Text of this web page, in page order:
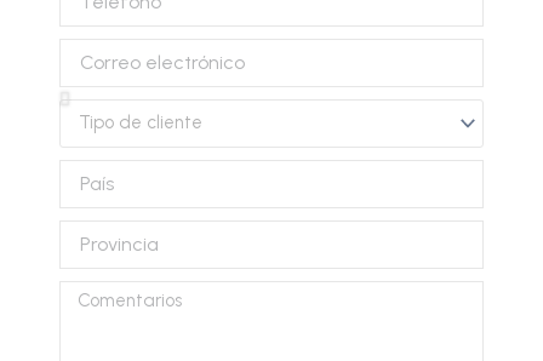
electrónico
Tipo
cliente
Comentarios